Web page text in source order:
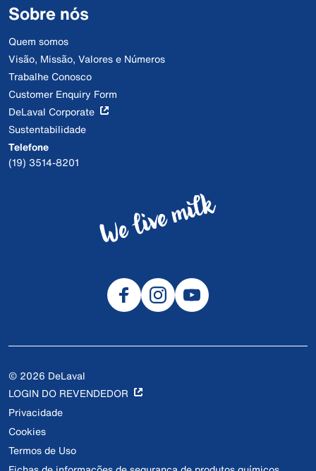
Sobre nós
Quem somos
Visão, Missão, Valores e Números
Trabalhe Conosco
Customer Enquiry Form
DeLaval Corporate
Sustentabilidade
Telefone
(19) 3514-8201
© 2026 DeLaval
LOGIN DO REVENDEDOR
Privacidade
Cookies
Termos de Uso